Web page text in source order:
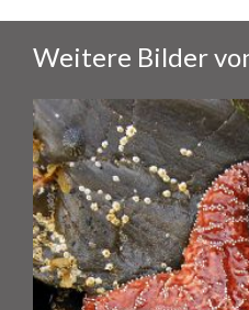
Weitere Bilder